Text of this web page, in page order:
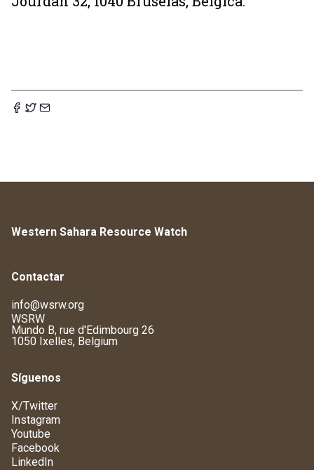
Western Sahara Resource Watch
Contactar
info@wsrw.org
WSRW
Mundo B, rue d'Edimbourg 26
1050 Ixelles, Belgium
Síguenos
X/Twitter
Instagram
Youtube
Facebook
LinkedIn